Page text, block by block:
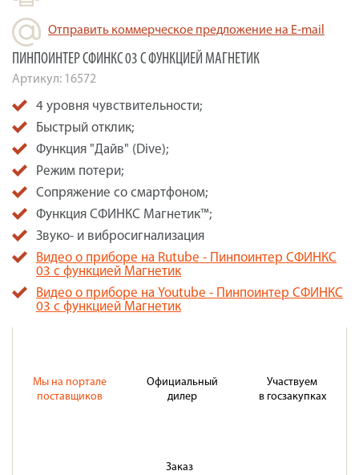
Отправить коммерческое предложение на E-mail
ПИНПОИНТЕР СФИНКС 03 С ФУНКЦИЕЙ МАГНЕТИК
Артикул: 16572
4 уровня чувствительности;
Быстрый отклик;
Функция "Дайв" (Dive);
Режим потери;
Сопряжение со смартфоном;
Функция СФИНКС Магнетик™;
Звуко- и вибросигнализация
Видео о приборе на Rutube - Пинпоинтер СФИНКС
03 с функцией Магнетик
Видео о приборе на Youtube - Пинпоинтер СФИНКС
03 с функцией Магнетик
Мы на портале
поставщиков
Официальный
дилер
Участвуем
в госзакупках
Заказ